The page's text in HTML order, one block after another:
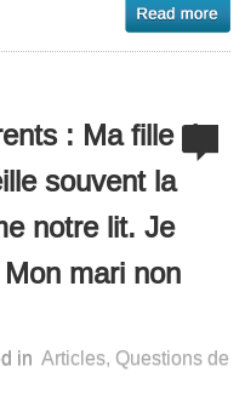
: Ma fille de
souvent la
notre lit. Je
mari non
in Articles, Questions de